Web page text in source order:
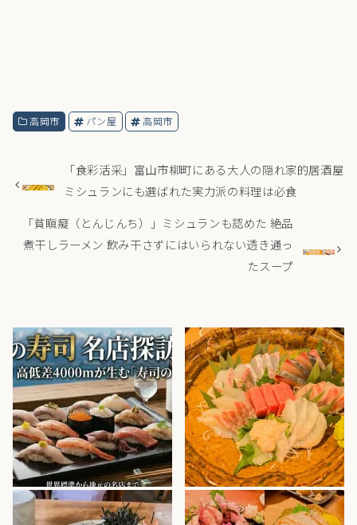
高岡市 パン屋 高岡市
「食彩活采」富山市柳町にある大人の隠れ家的居酒屋
ミシュランにも選ばれた実力派の料理は必食
「貧瞋癡（とんじんち）」ミシュランも認めた 絶品
煮干しラーメン 飲み干さずにはいられない透き通っ
たスープ